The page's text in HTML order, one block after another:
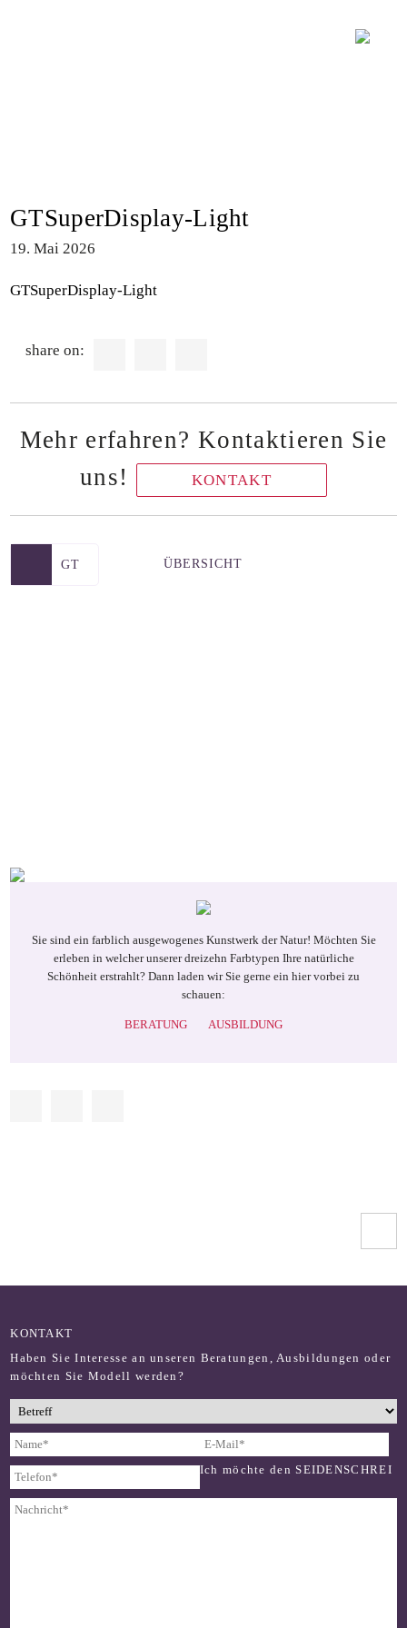
GTSuperDisplay-Light
19. Mai 2026
GTSuperDisplay-Light
share on:
Mehr erfahren? Kontaktieren Sie
uns!
KONTAKT
GT ÜBERSICHT
Sie sind ein farblich ausgewogenes Kunstwerk der Natur! Möchten Sie
erleben in welcher unserer dreizehn Farbtypen Ihre natürliche
Schönheit erstrahlt? Dann laden wir Sie gerne ein hier vorbei zu
schauen:
BERATUNG AUSBILDUNG
KONTAKT
Haben Sie Interesse an unseren Beratungen, Ausbildungen oder
möchten Sie Modell werden?
Ich möchte den SEIDENSCHREI